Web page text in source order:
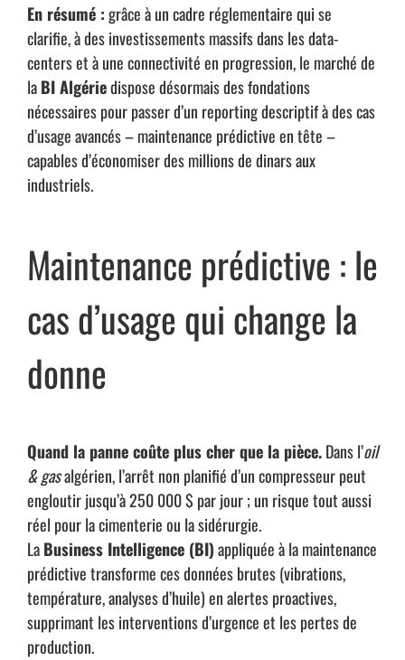
En résumé :grâce à un cadre réglementaire qui se
clarifie, à des investissements massifs dans les data-
centers et à une connectivité en progression, le marché de
laBI Algériedispose désormais des fondations
nécessaires pour passer d’un reporting descriptif à des cas
d’usage avancés – maintenance prédictive en tête –
capables d’économiser des millions de dinars aux
industriels.
Maintenance prédictive : le
cas d’usage qui change la
donne
Quand la panne coûte plus cher que la pièce.Dans l’oil
& gasalgérien, l’arrêt non planifié d’un compresseur peut
engloutir jusqu’à 250 000 $ par jour ; un risque tout aussi
réel pour la cimenterie ou la sidérurgie.
LaBusiness Intelligence (BI)appliquée à la maintenance
prédictive transforme ces données brutes (vibrations,
température, analyses d’huile) en alertes proactives,
supprimant les interventions d’urgence et les pertes de
production.